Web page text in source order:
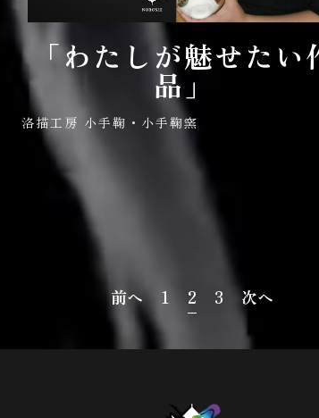
「わたしが魅せたい
品」
洛描工房 小手鞠・小手鞠窯
前へ 1 2 3 次へ